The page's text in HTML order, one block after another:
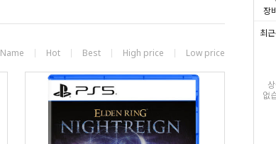
장
최
없
Name Hot Best High price Low price